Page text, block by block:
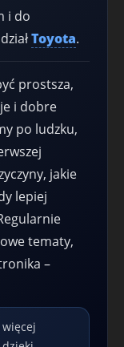
i do
Toyota.
prostsza,
i dobre
po ludzku,
jakie
lepiej
tematy,
–